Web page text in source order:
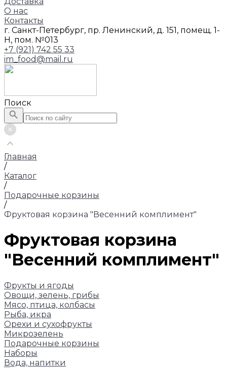
О нас
Контакты
г. Санкт-Петербург, пр. Ленинский, д. 151, помещ. 1-
Н, пом. №013
+7 (921) 742 55 33
im_food@mail.ru
Поиск
Главная
/
Каталог
/
Подарочные корзины
/
Фруктовая корзина "Весенний комплимент"
Фруктовая корзина
"Весенний комплимент"
Фрукты и ягоды
Овощи, зелень, грибы
Мясо, птица, колбасы
Рыба, икра
Орехи и сухофрукты
Микрозелень
Подарочные корзины
Наборы
Вода, напитки